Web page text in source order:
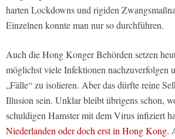
harten Lockdowns und rigiden
Einzelnen konnte man nur so durchführen.
Auch die Hong Konger Behörden setzen
möglichst viele Infektionen nachzuverfolgen
„Fälle“ zu isolieren. Aber das dürfte reine
Illusion sein. Unklar bleibt übrigens schon,
schuldigen Hamster mit dem Virus infiziert
Niederlanden oder doch erst in Hong Kong.